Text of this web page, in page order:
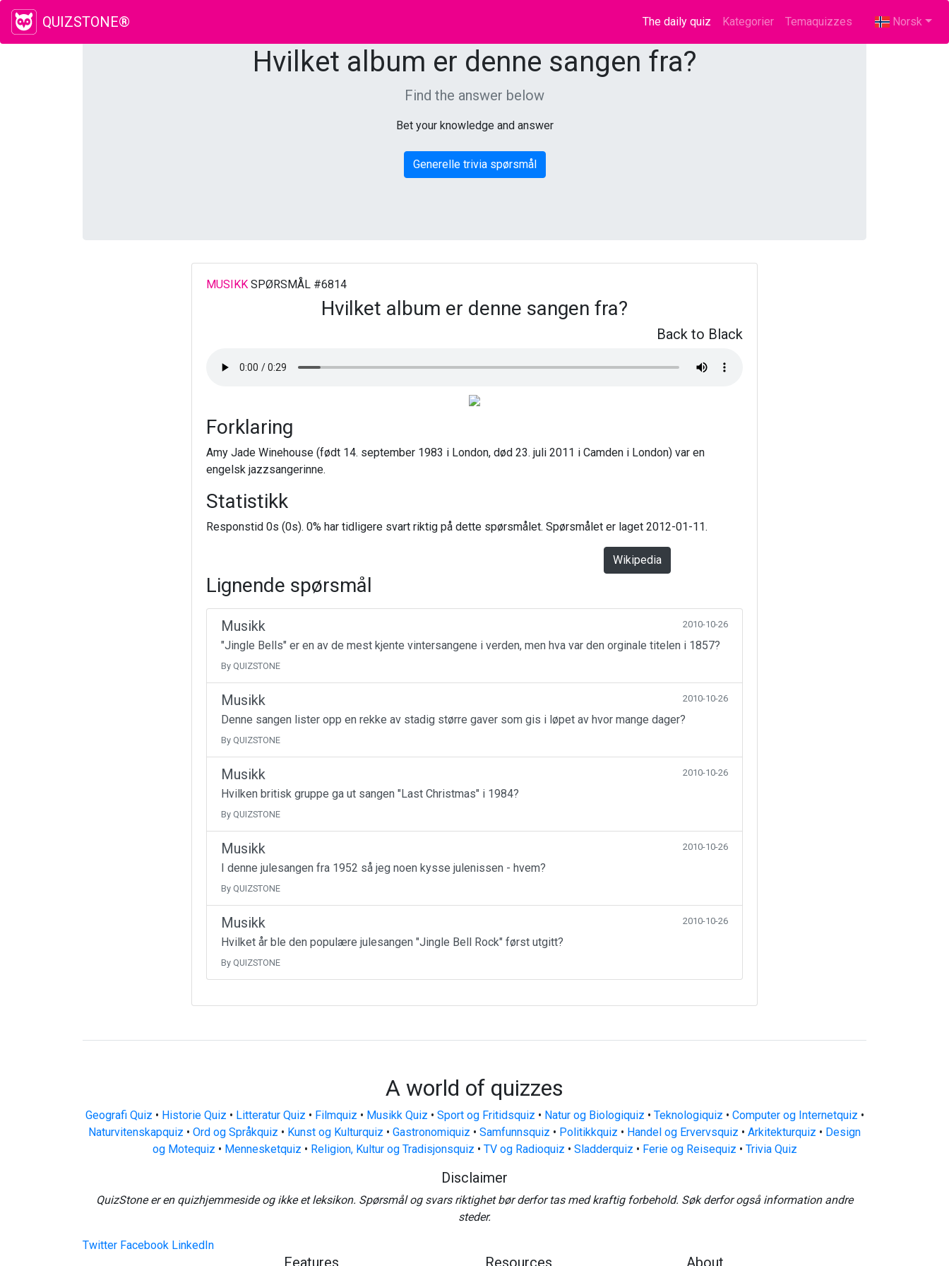
QUIZSTONE® The daily quiz (current)
Kategorier Temaquizzes Norsk
Hvilket album er denne sangen fra?
Find the answer below
Bet your knowledge and answer
Generelle trivia spørsmål
MUSIKKSPØRSMÅL #6814
Hvilket album er denne sangen fra?
Back to Black
Forklaring
Amy Jade Winehouse (født 14. september 1983 i London, død 23. juli 2011 i Camden i London) var en
engelsk jazzsangerinne.
Statistikk
Responstid 0s (0s). 0% har tidligere svart riktig på dette spørsmålet. Spørsmålet er laget 2012-01-11.
Wikipedia
Lignende spørsmål
Musikk 2010-10-26
"Jingle Bells" er en av de mest kjente vintersangene i verden, men hva var den orginale titelen i 1857?
By QUIZSTONE
Musikk 2010-10-26
Denne sangen lister opp en rekke av stadig større gaver som gis i løpet av hvor mange dager?
By QUIZSTONE
Musikk 2010-10-26
Hvilken britisk gruppe ga ut sangen "Last Christmas" i 1984?
By QUIZSTONE
Musikk 2010-10-26
I denne julesangen fra 1952 så jeg noen kysse julenissen - hvem?
By QUIZSTONE
Musikk 2010-10-26
Hvilket år ble den populære julesangen "Jingle Bell Rock" først utgitt?
By QUIZSTONE
A world of quizzes
Geografi Quiz • Historie Quiz • Litteratur Quiz • Filmquiz • Musikk Quiz • Sport og Fritidsquiz • Natur og Biologiquiz • Teknologiquiz • Computer og Internetquiz •
Naturvitenskapquiz • Ord og Språkquiz • Kunst og Kulturquiz • Gastronomiquiz • Samfunnsquiz • Politikkquiz • Handel og Ervervsquiz • Arkitekturquiz • Design
og Motequiz • Mennesketquiz • Religion, Kultur og Tradisjonsquiz • TV og Radioquiz • Sladderquiz • Ferie og Reisequiz • Trivia Quiz
Disclaimer
QuizStone er en quizhjemmeside og ikke et leksikon. Spørsmål og svars riktighet bør derfor tas med kraftig forbehold. Søk derfor også information andre
steder.
Twitter Facebook LinkedIn
Features Resources About